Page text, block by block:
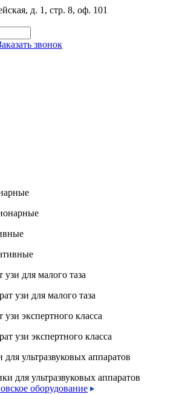
д. 1, стр. 8, оф. 101
звонок
узи для малого таза
узи экспертного класса
для ультразвуковых аппаратов
оборудование